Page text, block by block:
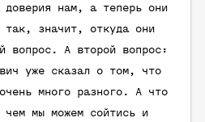
доверия нам, а теперь они
так, значит, откуда они
вопрос. А второй вопрос:
уже сказал о том, что
много разного. А что
мы можем сойтись и